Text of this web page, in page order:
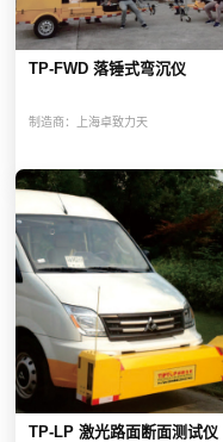
TP-FWD 落锤式弯沉仪
制造商： 上海卓致力天
TP-LP 激光路面断面测试仪